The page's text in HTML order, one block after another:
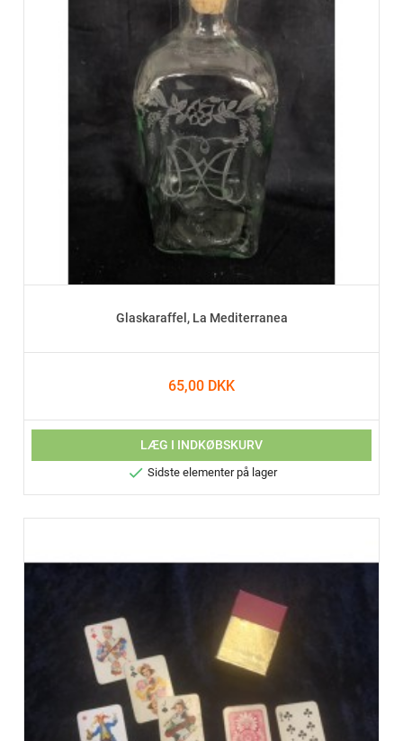
Glaskaraffel, La Mediterranea
65,00 DKK
LÆG I INDKØBSKURV
 Sidste elementer på lager